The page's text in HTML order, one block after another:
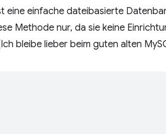
eine einfache dateibasierte
Methode nur, da sie keine
bleibe lieber beim guten alten